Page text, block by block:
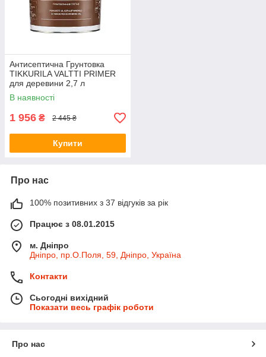
Антисептична Грунтовка
TIKKURILA VALTTI PRIMER
для деревини 2,7 л
В наявності
1 956 ₴ 2 445 ₴
Купити
Про нас
100% позитивних з 37 відгуків за рік
Працює з 08.01.2015
м. Дніпро
Дніпро, пр.О.Поля, 59, Дніпро, Україна
Контакти
Сьогодні вихідний
Показати весь графік роботи
Про нас